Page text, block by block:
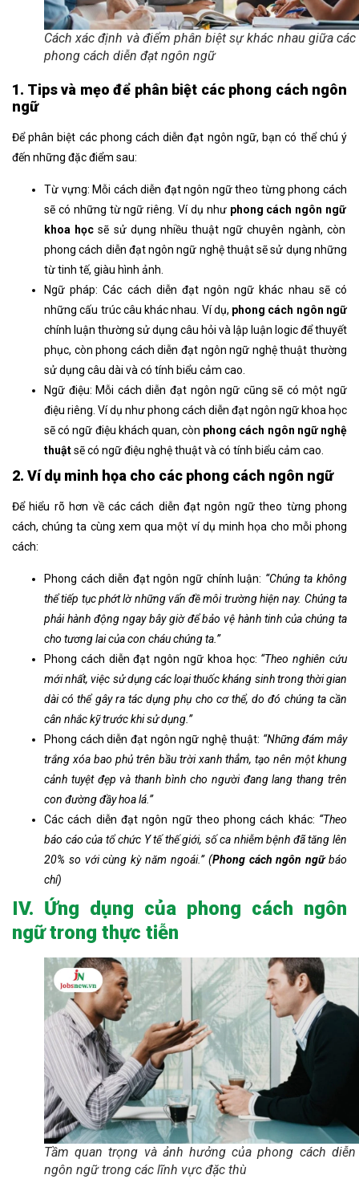
Cách xác định và điểm phân biệt sự khác nhau giữa các
phong cách diễn đạt ngôn ngữ
1. Tips và mẹo để phân biệt các phong cách ngôn
ngữ
Để phân biệt các phong cách diễn đạt ngôn ngữ, bạn có thể chú ý
đến những đặc điểm sau:
Từ vựng: Mỗi cách diễn đạt ngôn ngữ theo từng phong cách
sẽ có những từ ngữ riêng. Ví dụ như phong cách ngôn ngữ
khoa học sẽ sử dụng nhiều thuật ngữ chuyên ngành, còn
phong cách diễn đạt ngôn ngữ nghệ thuật sẽ sử dụng những
từ tinh tế, giàu hình ảnh.
Ngữ pháp: Các cách diễn đạt ngôn ngữ khác nhau sẽ có
những cấu trúc câu khác nhau. Ví dụ, phong cách ngôn ngữ
chính luận thường sử dụng câu hỏi và lập luận logic để thuyết
phục, còn phong cách diễn đạt ngôn ngữ nghệ thuật thường
sử dụng câu dài và có tính biểu cảm cao.
Ngữ điệu: Mỗi cách diễn đạt ngôn ngữ cũng sẽ có một ngữ
điệu riêng. Ví dụ như phong cách diễn đạt ngôn ngữ khoa học
sẽ có ngữ điệu khách quan, còn phong cách ngôn ngữnghệ
thuậtsẽ có ngữ điệu nghệ thuật và có tính biểu cảm cao.
2. Ví dụ minh họa cho các phong cách ngôn ngữ
Để hiểu rõ hơn về các cách diễn đạt ngôn ngữ theo từng phong
cách, chúng ta cùng xem qua một ví dụ minh họa cho mỗi phong
cách:
Phong cách diễn đạt ngôn ngữ chính luận: “Chúng ta không
thể tiếp tục phớt lờ những vấn đề môi trường hiện nay. Chúng ta
phải hành động ngay bây giờ để bảo vệ hành tinh của chúng ta
cho tương lai của con cháu chúng ta.”
Phong cách diễn đạt ngôn ngữ khoa học: “Theo nghiên cứu
mới nhất, việc sử dụng các loại thuốc kháng sinh trong thời gian
dài có thể gây ra tác dụng phụ cho cơ thể, do đó chúng ta cần
cân nhắc kỹ trước khi sử dụng.”
Phong cách diễn đạt ngôn ngữ nghệ thuật: “Những đám mây
trắng xóa bao phủ trên bầu trời xanh thẳm, tạo nên một khung
cảnh tuyệt đẹp và thanh bình cho người đang lang thang trên
con đường đầy hoa lá.”
Các cách diễn đạt ngôn ngữ theo phong cách khác: “Theo
báo cáo của tổ chức Y tế thế giới, số ca nhiễm bệnh đã tăng lên
20% so với cùng kỳ năm ngoái.” (Phong cách ngôn ngữbáo
chí)
IV. Ứng dụng của phong cách ngôn
ngữ trong thực tiễn
Tầm quan trọng và ảnh hưởng của phong cách
ngôn ngữ trong các lĩnh vực đặc thù